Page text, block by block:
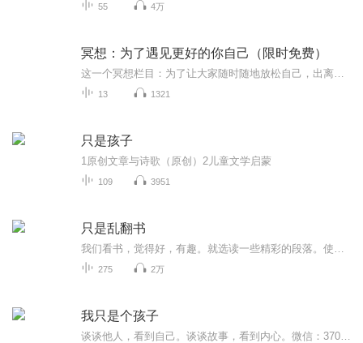
55 4万
冥想：为了遇见更好的你自己（限时免费）
13 1321
只是孩子
1原创文章与诗歌（原创）2儿童文学启蒙
109 3951
只是乱翻书
275 2万
我只是个孩子